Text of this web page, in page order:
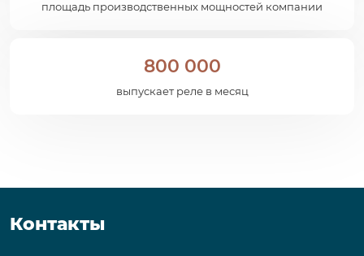
площадь производственных мощностей компании
800 000
выпускает реле в месяц
Контакты